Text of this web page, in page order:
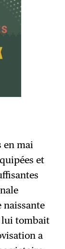
en mai
et
naissante
lui tombait
a